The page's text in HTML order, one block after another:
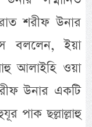
শরীফ উনার
বললেন, ইয়া
আলাইহি ওয়া
উনার একটি
পাক ছল্লাল্লাহু